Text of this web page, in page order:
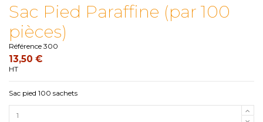
Sac Pied Paraffine (par 100
pièces)
Référence 300
13,50 €
HT
Sac pied 100 sachets